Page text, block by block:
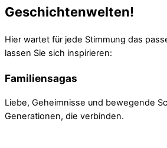
Geschichtenwelten!
Hier wartet für jede Stimmung das
lassen Sie sich inspirieren:
Familiensagas
Liebe, Geheimnisse und bewegende
Generationen, die verbinden.